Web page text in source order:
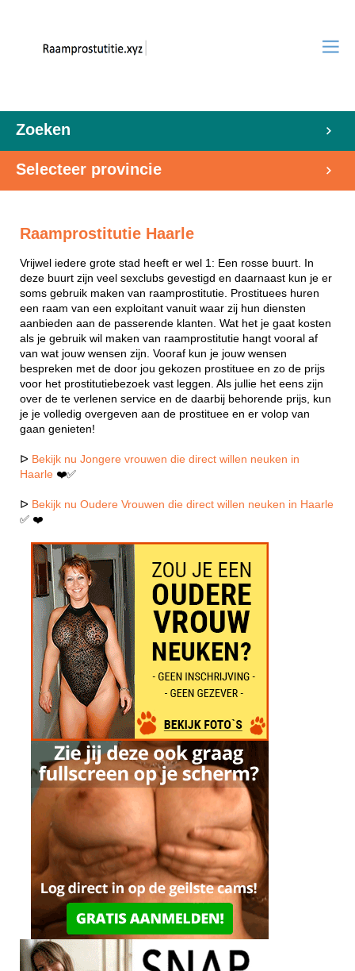
Zoeken
Selecteer provincie
Raamprostitutie Haarle
Vrijwel iedere grote stad heeft er wel 1: Een rosse buurt. In
deze buurt zijn veel sexclubs gevestigd en daarnaast kun je er
soms gebruik maken van raamprostitutie. Prostituees huren
een raam van een exploitant vanuit waar zij hun diensten
aanbieden aan de passerende klanten. Wat het je gaat kosten
als je gebruik wil maken van raamprostitutie hangt vooral af
van wat jouw wensen zijn. Vooraf kun je jouw wensen
bespreken met de door jou gekozen prostituee en zo de prijs
voor het prostitutiebezoek vast leggen. Als jullie het eens zijn
over de te verlenen service en de daarbij behorende prijs, kun
je je volledig overgeven aan de prostituee en er volop van
gaan genieten!
ᐅ Bekijk nu Jongere vrouwen die direct willen neuken in
Haarle ❤️✅
ᐅ Bekijk nu Oudere Vrouwen die direct willen neuken in Haarle
✅ ❤️